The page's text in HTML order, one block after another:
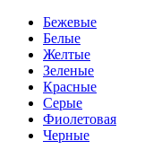
Бежевые
Белые
Желтые
Зеленые
Красные
Серые
Фиолетовая
Черные